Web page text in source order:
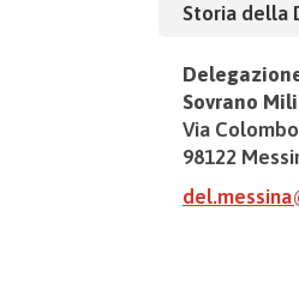
Storia della
Sovrano
Via
98122